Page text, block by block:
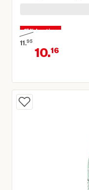
15% korting
11. 95
Oorspronkelijke prijs
10.16